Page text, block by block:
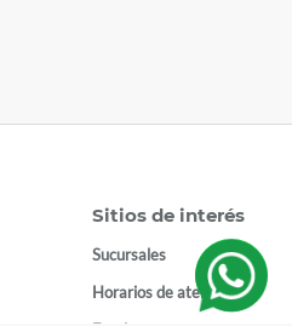
Sitios de interés
Sucursales
Horarios de atención